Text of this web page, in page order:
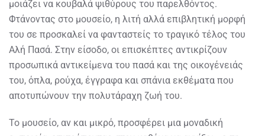
μοιάζει να κουβαλά ψιθύρους του παρελθόντος.
Φτάνοντας στο μουσείο, η λιτή αλλά επιβλητική μορφή
του σε προσκαλεί να φανταστείς το τραγικό τέλος του
Αλή Πασά. Στην είσοδο, οι επισκέπτες αντικρίζουν
προσωπικά αντικείμενα του πασά και της οικογένειάς
του, όπλα, ρούχα, έγγραφα και σπάνια εκθέματα που
αποτυπώνουν την πολυτάραχη ζωή του.
Το μουσείο, αν και μικρό, προσφέρει μια μοναδική